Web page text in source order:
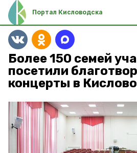
Портал Кисловодска
Более 150 семей
посетили
концерты в